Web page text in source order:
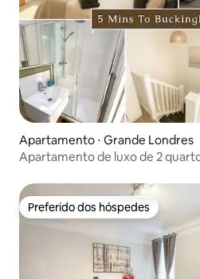
Apartamento ⋅ Grande Londres
Apartamento de luxo de 2
Preferido dos hóspedes
Preferido dos hóspedes